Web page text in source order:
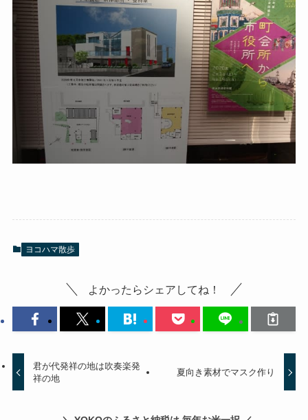
ヨコハマ散歩
よかったらシェアしてね！
君が代発祥の地は吹奏楽発
祥の地
夏向き素材でマスク作り